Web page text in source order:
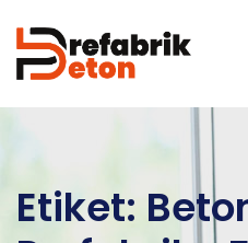
Etiket: